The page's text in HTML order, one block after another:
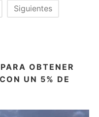
Siguientes
OBTENER
UN 5% DE